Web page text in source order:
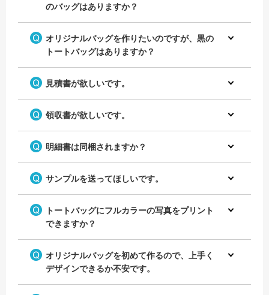
のバッグはありますか？
オリジナルバッグを作りたいのですが、黒の
トートバッグはありますか？
見積書が欲しいです。
領収書が欲しいです。
明細書は同梱されますか？
サンプルを送ってほしいです。
トートバッグにフルカラーの写真をプリント
できますか？
オリジナルバッグを初めて作るので、上手く
デザインできるか不安です。